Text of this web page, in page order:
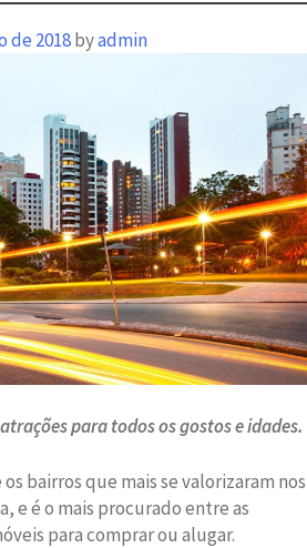
de 2018byadmin
para todos os gostos e idades.
bairros que mais se valorizaram nos
e é o mais procurado entre as
para comprar ou alugar.